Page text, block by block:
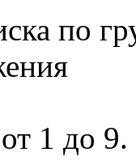
по
1 до